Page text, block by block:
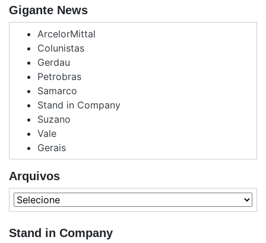
Gigante News
ArcelorMittal
Colunistas
Gerdau
Petrobras
Samarco
Stand in Company
Suzano
Vale
Gerais
Arquivos
Stand in Company